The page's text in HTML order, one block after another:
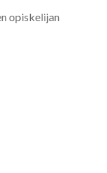
opiskelijan